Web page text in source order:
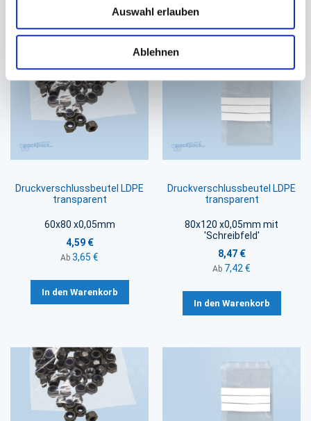
Auswahl erlauben
Ablehnen
Sie könnten auch an folgenden Artikeln
interessiert sein
Druckverschlussbeutel LDPE
transparent
60x80 x0,05mm
4,59 €
Ab 3,65 €
In den Warenkorb
Druckverschlussbeutel LDPE
transparent
80x120 x0,05mm mit
'Schreibfeld'
8,47 €
Ab 7,42 €
In den Warenkorb